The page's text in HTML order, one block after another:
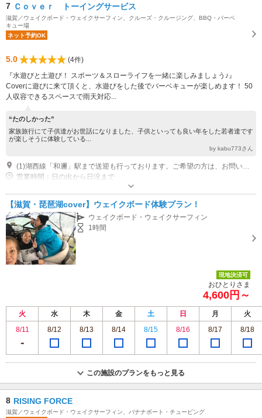
7 Ｃｏｖｅｒ トーイングサービス
滋賀／ウェイクボード・ウェイクサーフィン、クルーズ・クルージング、BBQ・バーベ
キュー場
ネット予約OK
5.0
(4件)
『水遊びと土遊び！ スポーツ＆スローライフを一緒に楽しみましょう♪』
Coverに遊びに来て頂くと、水遊びをした後でバーベキューが楽しめます！ 50
人収容できるスペースで雨天対応...
“たのしかった”
家族旅行にて子供達がお世話になりました、子供といっても良い年をした若者達です
が楽しそうに体験している...
by kabu773さん
営業時間：日の出から日没まで
【滋賀・琵琶湖cover】ウェイクボード体験プラン！
ウェイクボード・ウェイクサーフィン
1時間
現地決済可
おひとりさま
4,600円～
火 水 木 金 土 日 月
火
8/11
8/12 8/13 8/14 8/15 8/16 8/17 8/18
この施設のプランをもっと見る
8 RISING FORCE
滋賀／ウェイクボード・ウェイクサーフィン、バナナボート・チュービング